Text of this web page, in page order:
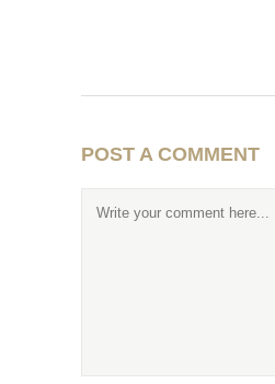
POST A COMMENT